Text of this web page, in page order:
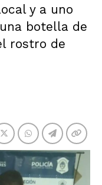
y a uno
botella de
rostro de